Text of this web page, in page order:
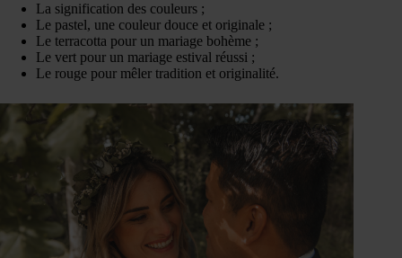
La signification des couleurs ;
Le pastel, une couleur douce et originale ;
Le terracotta pour un mariage bohème ;
Le vert pour un mariage estival réussi ;
Le rouge pour mêler tradition et originalité.